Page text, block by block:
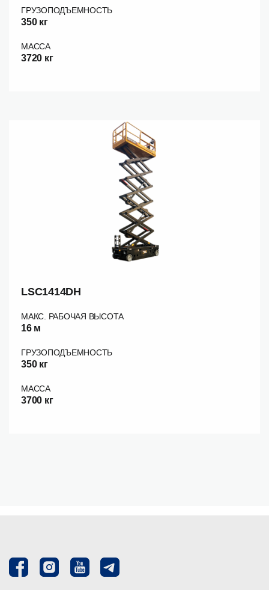
ГРУЗОПОДЪЕМНОСТЬ
350 кг
МАССА
3720 кг
LSC1414DH
МАКС. РАБОЧАЯ ВЫСОТА
16 м
ГРУЗОПОДЪЕМНОСТЬ
350 кг
МАССА
3700 кг